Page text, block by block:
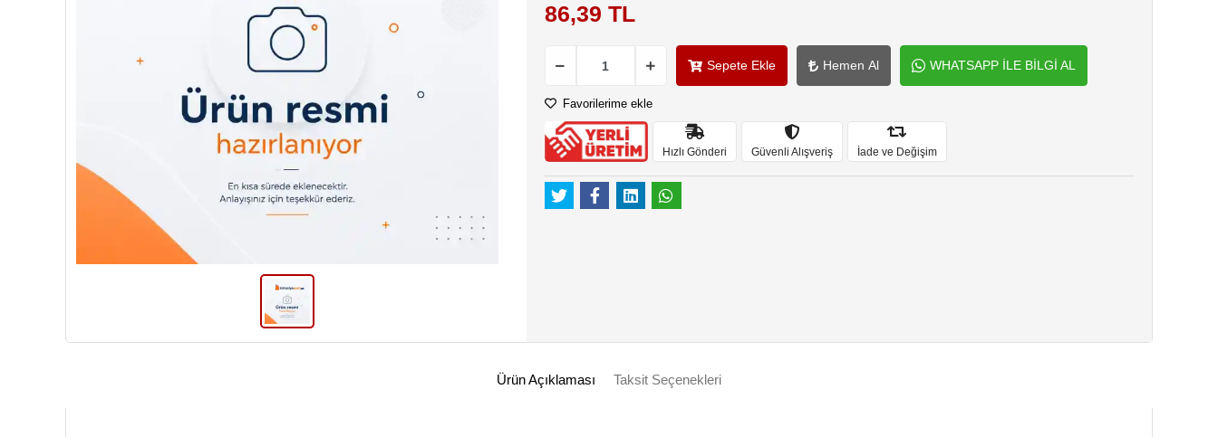
86,39 TL
Sepete Ekle Hemen Al WHATSAPP İLE BİLGİ AL
Favorilerime ekle
Hızlı Gönderi Güvenli Alışveriş İade ve Değişim
Ürün Açıklaması Taksit Seçenekleri